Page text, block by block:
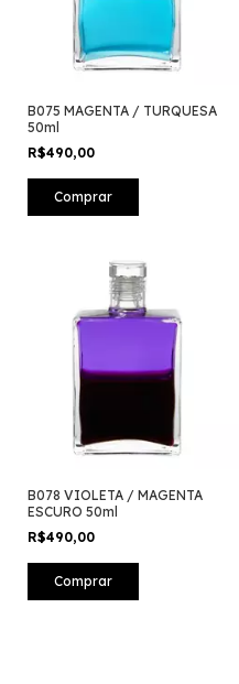
B075 MAGENTA / TURQUESA
50ml
R$490,00
B078 VIOLETA / MAGENTA
ESCURO 50ml
R$490,00